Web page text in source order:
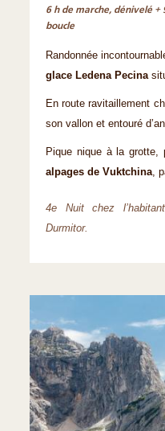
6 h de marche, dénivelé +
boucle
Randonnée
glace Ledena Pecina
En route ravitaillement
son vallon et entouré
Pique nique à la grotte,
alpages de Vuktchina,
4e Nuit chez
Durmitor.